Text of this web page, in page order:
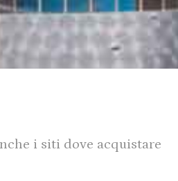
i siti dove acquistare